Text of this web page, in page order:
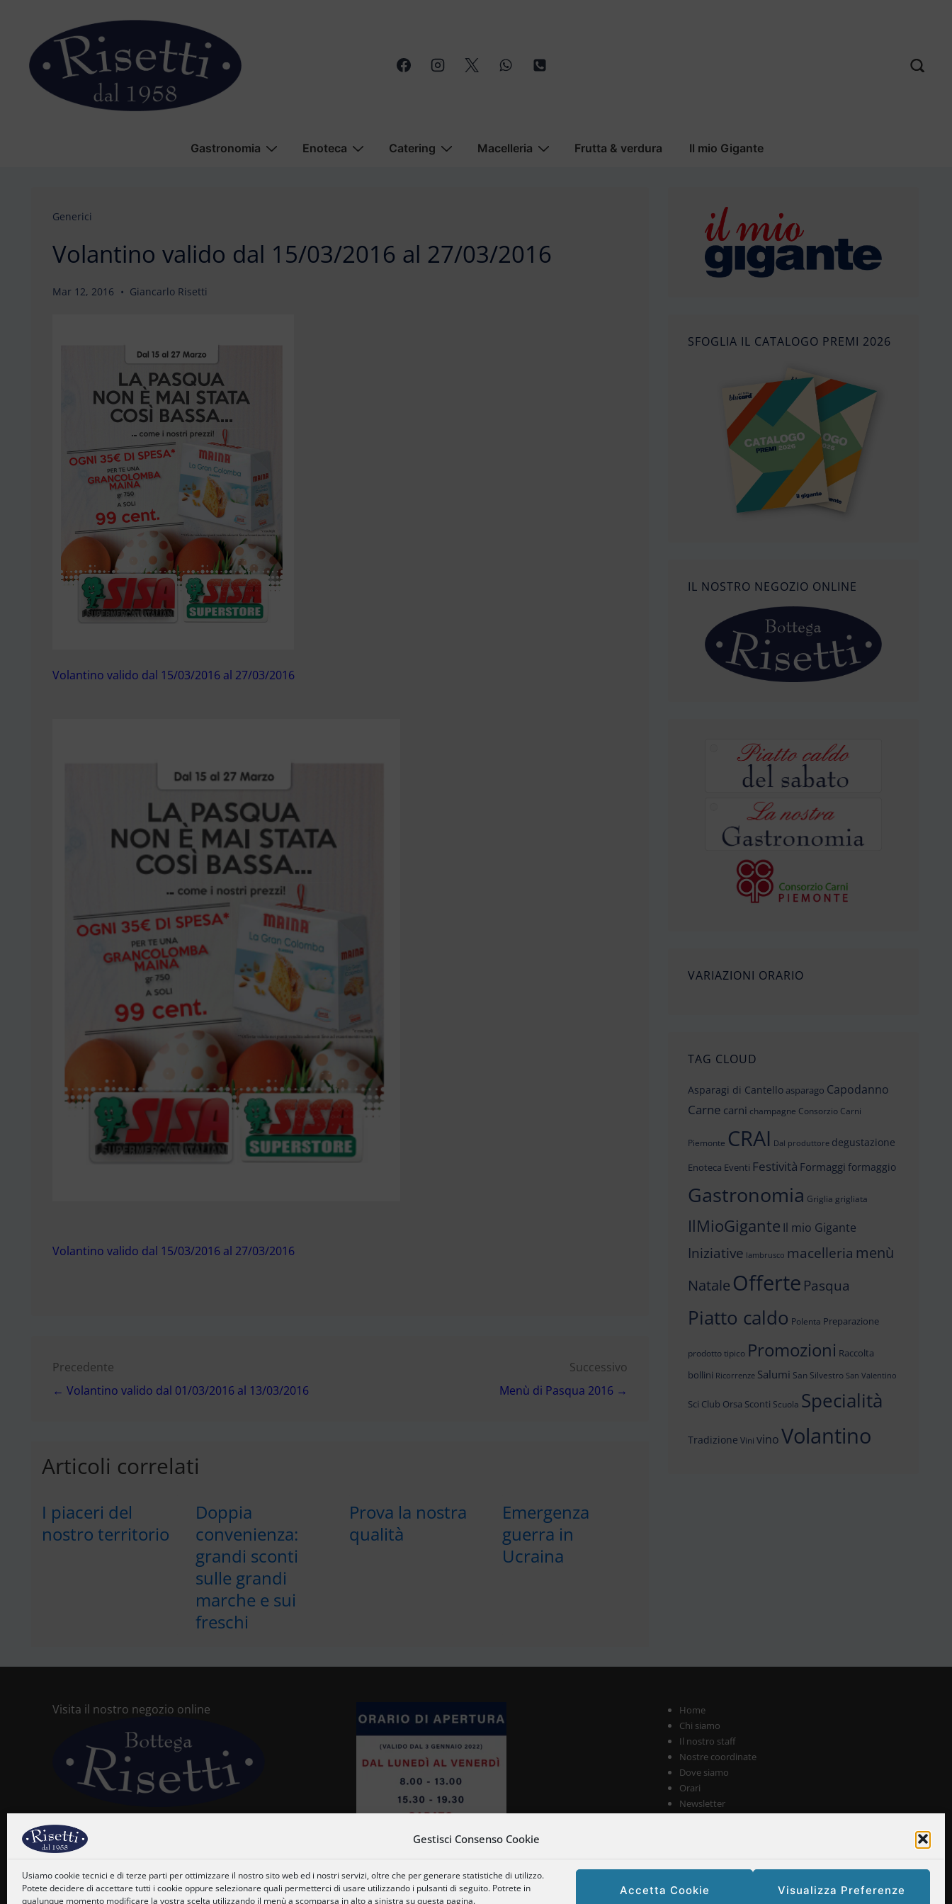
Gestisci Consenso Cookie
Usiamo cookie tecnici e di terze parti per ottimizzare il nostro sito web ed i nostri servizi, oltre che per generare statistiche di utilizzo.
Potete decidere di accettare tutti i cookie oppure selezionare quali permetterci di usare utilizzando i pulsanti di seguito. Potrete in
qualunque momento modificare la vostra scelta utilizzando il menù a scomparsa in alto a sinistra su questa pagina.
Accetta Cookie Visualizza Preferenze
contenuto
principale
MenuGastronomia Enoteca Catering Macelleria Frutta & verdura Il mio Gigante
Generici
Volantino valido dal 15/03/2016 al 27/03/2016
Mar 12, 2016 Giancarlo Risetti
Volantino valido dal 15/03/2016 al 27/03/2016
Volantino valido dal 15/03/2016 al 27/03/2016
Navigazione
articoli
Precedente
← Volantino valido dal 01/03/2016 al 13/03/2016
Successivo
Menù di Pasqua 2016 →
Articoli correlati
I piaceri del
nostro territorio
Doppia
convenienza:
grandi sconti
sulle grandi
marche e sui
freschi
Prova la nostra
qualità
Emergenza
guerra in
Ucraina
SFOGLIA IL CATALOGO PREMI 2026
IL NOSTRO NEGOZIO ONLINE
VARIAZIONI ORARIO
TAG CLOUD
Asparagi di Cantello asparago Capodanno
Carne carni champagne Consorzio Carni
Piemonte CRAI Dal produttore degustazione
Enoteca Eventi Festività Formaggi formaggio
Gastronomia Griglia grigliata
IlMioGigante Il mio Gigante
Iniziative lambrusco macelleria menù
Natale Offerte Pasqua
Piatto caldo Polenta Preparazione
prodotto tipico Promozioni Raccolta
bollini Ricorrenze Salumi San Silvestro San Valentino
Sci Club Orsa Sconti Scuola Specialità
Tradizione Vini vinoVolantino
Visita il nostro negozio online
Home
Chi siamo
Il nostro staff
Nostre coordinate
Dove siamo
Orari
Newsletter